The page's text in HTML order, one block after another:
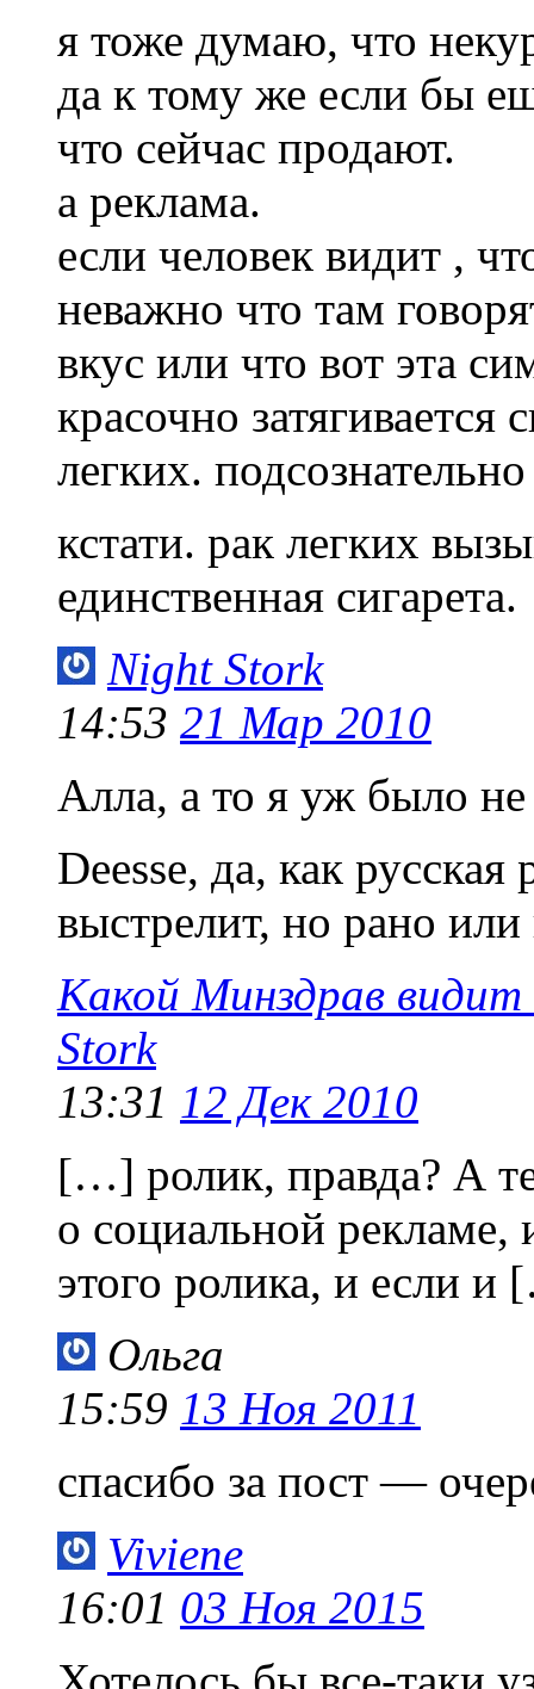
я тоже думаю, что
да к тому же если бы
что сейчас продают.
а реклама.
если человек видит ,
неважно что там
вкус или что вот эта
красочно затягивается
легких.
кстати. рак легких
единственная сигарета.
Night Stork
14:53 21 Мар 2010
Алла, а то я уж было
Deesse, да, как
выстрелит, но рано
Какой Минздрав видит
Stork
13:31 12 Дек 2010
[…] ролик, правда? А
о социальной рекламе,
этого ролика, и если
Ольга
15:59 13 Ноя 2011
спасибо за пост —
Viviene
16:01 03 Ноя 2015